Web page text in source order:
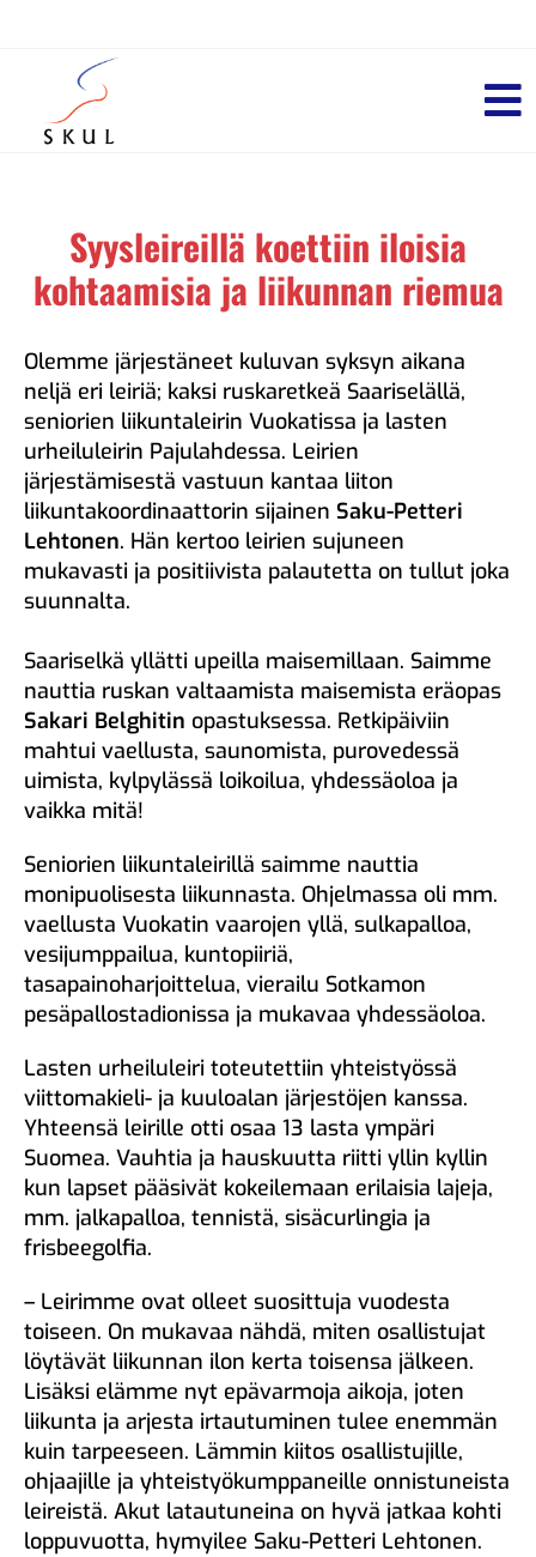
Syysleireillä koettiin iloisia
kohtaamisia ja liikunnan riemua
Olemme järjestäneet kuluvan syksyn aikana
neljä eri leiriä; kaksi ruskaretkeä Saariselällä,
seniorien liikuntaleirin Vuokatissa ja lasten
urheiluleirin Pajulahdessa. Leirien
järjestämisestä vastuun kantaa liiton
liikuntakoordinaattorin sijainen Saku-Petteri
Lehtonen. Hän kertoo leirien sujuneen
mukavasti ja positiivista palautetta on tullut joka
suunnalta.
Saariselkä yllätti upeilla maisemillaan. Saimme
nauttia ruskan valtaamista maisemista eräopas
Sakari Belghitin opastuksessa. Retkipäiviin
mahtui vaellusta, saunomista, purovedessä
uimista, kylpylässä loikoilua, yhdessäoloa ja
vaikka mitä!
Seniorien liikuntaleirillä saimme nauttia
monipuolisesta liikunnasta. Ohjelmassa oli mm.
vaellusta Vuokatin vaarojen yllä, sulkapalloa,
vesijumppailua, kuntopiiriä,
tasapainoharjoittelua, vierailu Sotkamon
pesäpallostadionissa ja mukavaa yhdessäoloa.
Lasten urheiluleiri toteutettiin yhteistyössä
viittomakieli- ja kuuloalan järjestöjen kanssa.
Yhteensä leirille otti osaa 13 lasta ympäri
Suomea. Vauhtia ja hauskuutta riitti yllin kyllin
kun lapset pääsivät kokeilemaan erilaisia lajeja,
mm. jalkapalloa, tennistä, sisäcurlingia ja
frisbeegolfia.
– Leirimme ovat olleet suosittuja vuodesta
toiseen. On mukavaa nähdä, miten osallistujat
löytävät liikunnan ilon kerta toisensa jälkeen.
Lisäksi elämme nyt epävarmoja aikoja, joten
liikunta ja arjesta irtautuminen tulee enemmän
kuin tarpeeseen. Lämmin kiitos osallistujille,
ohjaajille ja yhteistyökumppaneille onnistuneista
leireistä. Akut latautuneina on hyvä jatkaa kohti
loppuvuotta, hymyilee Saku-Petteri Lehtonen.